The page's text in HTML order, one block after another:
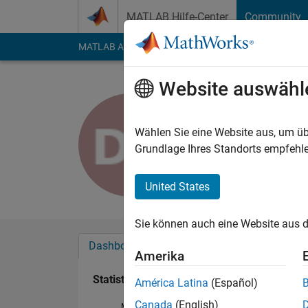
MATLAB Hilfe-Center Community
MATLAB Answers File Exchange Cody
Last seen: fast 2
Followers:0
Dashboard
Statistik
Website
Wählen Sie eine Website aus, um
Grundlage Ihres Standorts
United States
Sie können auch eine Website aus
Amerika
América Latina (Español)
Canada (English)